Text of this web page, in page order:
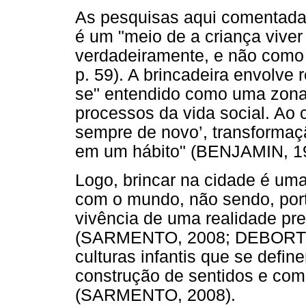
As pesquisas aqui
é um "meio de a criança
verdadeiramente, e não
p. 59). A brincadeira envolve
se" entendido como uma
processos da vida social. Ao
sempre de novo’,
em um hábito" (BENJAMIN,
Logo, brincar na cidade é
com o mundo, não sendo,
vivência de uma realidade
(SARMENTO, 2008;
culturas infantis que se
construção de sentidos e
(SARMENTO, 2008).